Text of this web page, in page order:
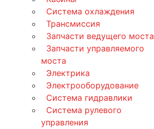
Система охлаждения
Трансмиссия
Запчасти ведущего моста
Запчасти управляемого
моста
Электрика
Электрооборудование
Система гидравлики
Система рулевого
управления